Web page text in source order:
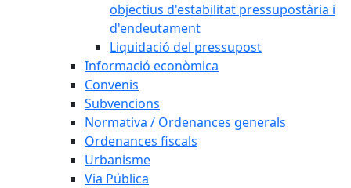
objectius d'estabilitat pressupostària i
d'endeutament
Liquidació del pressupost
Informació econòmica
Convenis
Subvencions
Normativa / Ordenances generals
Ordenances fiscals
Urbanisme
Via Pública